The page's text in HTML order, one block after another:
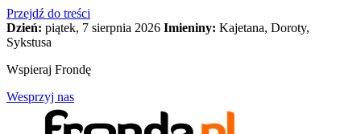
Przejdź do treści
Dzień: piątek, 7 sierpnia 2026 Imieniny: Kajetana, Doroty,
Sykstusa
Wspieraj Frondę
Wesprzyj nas